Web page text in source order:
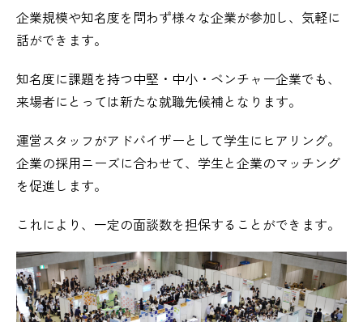
企業規模や知名度を問わず様々な企業が参加し、気軽に
話ができます。
知名度に課題を持つ中堅・中小・ベンチャー企業でも、
来場者にとっては新たな就職先候補となります。
運営スタッフがアドバイザーとして学生にヒアリング。
企業の採用ニーズに合わせて、学生と企業のマッチング
を促進します。
これにより、一定の面談数を担保することができます。